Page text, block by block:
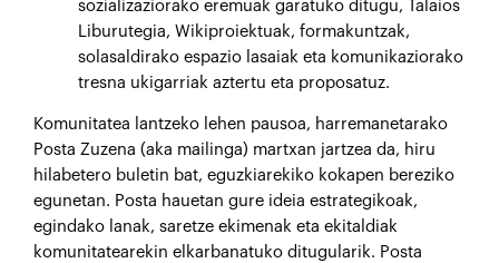
sozializaziorako eremuak garatuko ditugu, Talaios
Liburutegia, Wikiproiektuak, formakuntzak,
solasaldirako espazio lasaiak eta komunikaziorako
tresna ukigarriak aztertu eta proposatuz.
Komunitatea lantzeko lehen pausoa, harremanetarako
Posta Zuzena (aka mailinga) martxan jartzea da, hiru
hilabetero buletin bat, eguzkiarekiko kokapen bereziko
egunetan. Posta hauetan gure ideia estrategikoak,
egindako lanak, saretze ekimenak eta ekitaldiak
komunitatearekin elkarbanatuko ditugularik. Posta